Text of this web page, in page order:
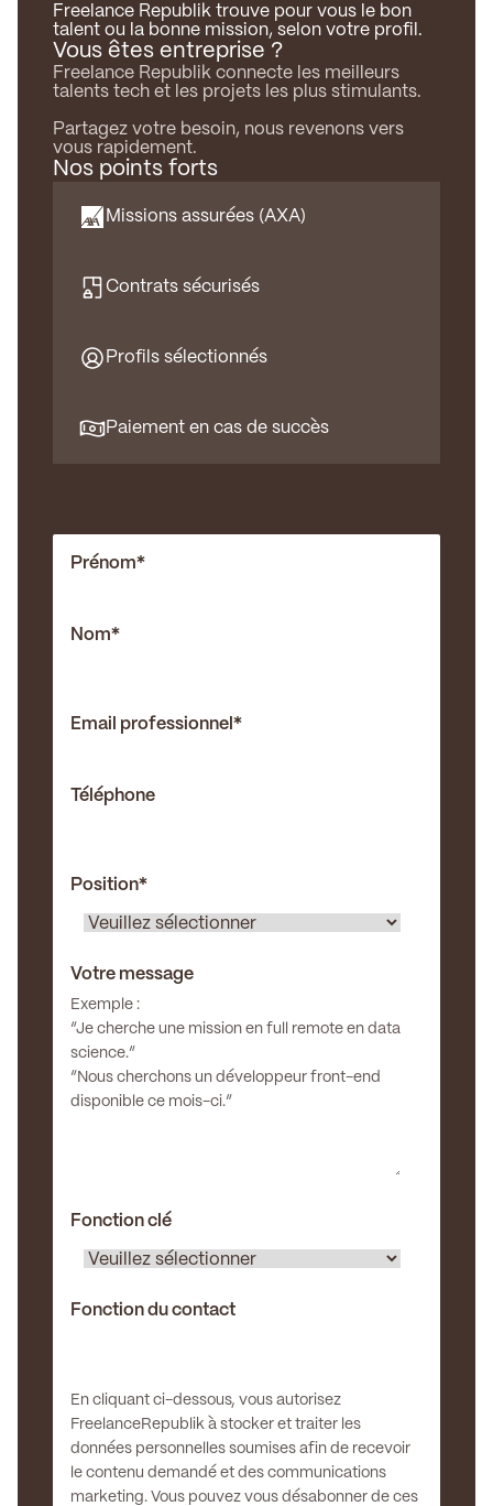
Freelance Republik trouve pour vous le bon
talent ou la bonne mission, selon votre profil.
Vous êtes entreprise ?
Freelance Republik connecte les meilleurs
talents tech et les projets les plus stimulants.
Partagez votre besoin, nous revenons vers
vous rapidement.
Nos points forts
Missions assurées (AXA)
Contrats sécurisés
Profils sélectionnés
Paiement en cas de succès
Prénom*
Nom*
Email professionnel *
Téléphone
Position*
Votre message
Exemple :
“Je cherche une mission en full remote en data
science.”
“Nous cherchons un développeur front-end
disponible ce mois-ci.”
Fonction clé
Fonction du contact
En cliquant ci-dessous, vous autorisez
FreelanceRepublik à stocker et traiter les
données personnelles soumises afin de recevoir
le contenu demandé et des communications
marketing. Vous pouvez vous désabonner de ces